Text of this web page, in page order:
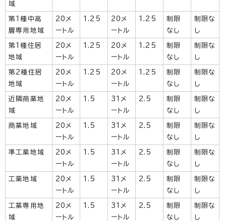
域
第1種中高
層専用地域
20メ
ートル
1.25
20メ
ートル
1.25
制限
なし
制限な
し
第1種住居
地域
20メ
ートル
1.25
20メ
ートル
1.25
制限
なし
制限な
し
第2種住居
地域
20メ
ートル
1.25
20メ
ートル
1.25
制限
なし
制限な
し
近隣商業地
域
20メ
ートル
1.5
31メ
ートル
2.5
制限
なし
制限な
し
商業地域
20メ
ートル
1.5
31メ
ートル
2.5
制限
なし
制限な
し
準工業地域
20メ
ートル
1.5
31メ
ートル
2.5
制限
なし
制限な
し
工業地域
20メ
ートル
1.5
31メ
ートル
2.5
制限
なし
制限な
し
工業専用地
域
20メ
ートル
1.5
31メ
ートル
2.5
制限
なし
制限な
し